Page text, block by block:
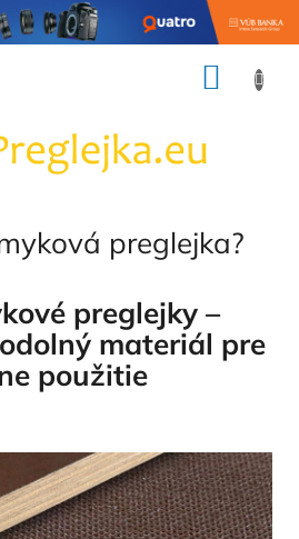
preglejka?
preglejky –
materiál pre
použitie